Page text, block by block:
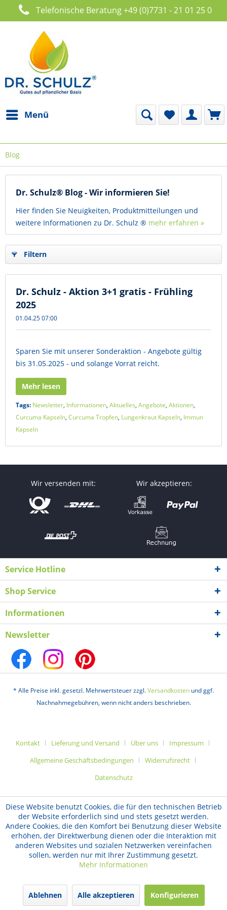
Telefonische Beratung +49 (0)7731 - 21 01 25 0
Menü
Blog
Dr. Schulz® Blog - Wir informieren Sie!
Hier finden Sie Neuigkeiten, Produktmitteilungen und
weitere Informationen zu Dr. Schulz ® mehr erfahren »
Filtern
Dr. Schulz - Aktion 3+1 gratis - Frühling
2025
01.04.25 07:00
Sparen Sie mit unserer Sonderaktion - Angebote gültig
bis 31.05.2025 - und solange Vorrat reicht.
Mehr lesen
Tags: Newsletter, Informationen, Aktuelles, Angebote, Aktionen,
Curcuma Kapseln, Curcuma Tropfen, Lungenkraut Kapseln, Immun
Kapseln
Wir versenden mit: Wir akzeptieren:
Service Hotline
Shop Service
Informationen
Newsletter
* Alle Preise inkl. gesetzl. Mehrwertsteuer zzgl.Versandkosten und ggf.
Nachnahmegebühren, wenn nicht anders beschrieben.
Kontakt Lieferung und Versand Über uns
Impressum
Allgemeine Geschäftsbedingungen
Widerrufsrecht
Datenschutz
Diese Website benutzt Cookies, die für den technischen Betrieb
der Website erforderlich sind und stets gesetzt werden.
Andere Cookies, die den Komfort bei Benutzung dieser Website
erhöhen, der Direktwerbung dienen oder die Interaktion mit
anderen Websites und sozialen Netzwerken vereinfachen
sollen, werden nur mit Ihrer Zustimmung gesetzt.
Mehr Informationen
Ablehnen Alle akzeptieren Konfigurieren